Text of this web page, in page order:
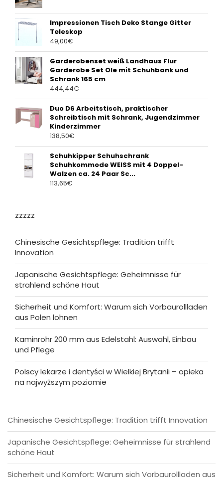
Impressionen Tisch Deko Stange Gitter
Teleskop
49,00€
Garderobenset weiß Landhaus Flur
Garderobe Set Ole mit Schuhbank und
Schrank 165 cm
444,44€
Duo D6 Arbeitstisch, praktischer
Schreibtisch mit Schrank, Jugendzimmer
Kinderzimmer
138,50€
Schuhkipper Schuhschrank
Schuhkommode WEISS mit 4 Doppel-
Walzen ca. 24 Paar Sc...
113,65€
zzzzz
Chinesische Gesichtspflege: Tradition trifft
Innovation
Japanische Gesichtspflege: Geheimnisse für
strahlend schöne Haut
Sicherheit und Komfort: Warum sich Vorbaurollladen
aus Polen lohnen
Kaminrohr 200 mm aus Edelstahl: Auswahl, Einbau
und Pflege
Polscy lekarze i dentyści w Wielkiej Brytanii – opieka
na najwyższym poziomie
Chinesische Gesichtspflege: Tradition trifft Innovation
Japanische Gesichtspflege: Geheimnisse für strahlend
schöne Haut
Sicherheit und Komfort: Warum sich Vorbaurollladen aus